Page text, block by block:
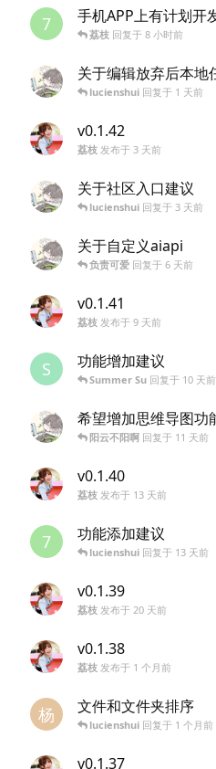
7 手机APP上有计划开
荔枝 回复于 8 小时前
关于编辑放弃后本地
lucienshui 回复于 1 天前
v0.1.42
荔枝 发布于 3 天前
关于社区入口建议
lucienshui 回复于 3 天前
关于自定义aiapi
负责可爱 回复于 6 天前
v0.1.41
荔枝 发布于 9 天前
S 功能增加建议
Summer Su 回复于 10 天前
希望增加思维导图功
阳云不阳啊 回复于 11 天前
v0.1.40
荔枝 发布于 13 天前
7 功能添加建议
lucienshui 回复于 13 天前
v0.1.39
荔枝 发布于 20 天前
v0.1.38
荔枝 发布于 1 个月前
杨 文件和文件夹排序
lucienshui 回复于 1 个月前
v0.1.37